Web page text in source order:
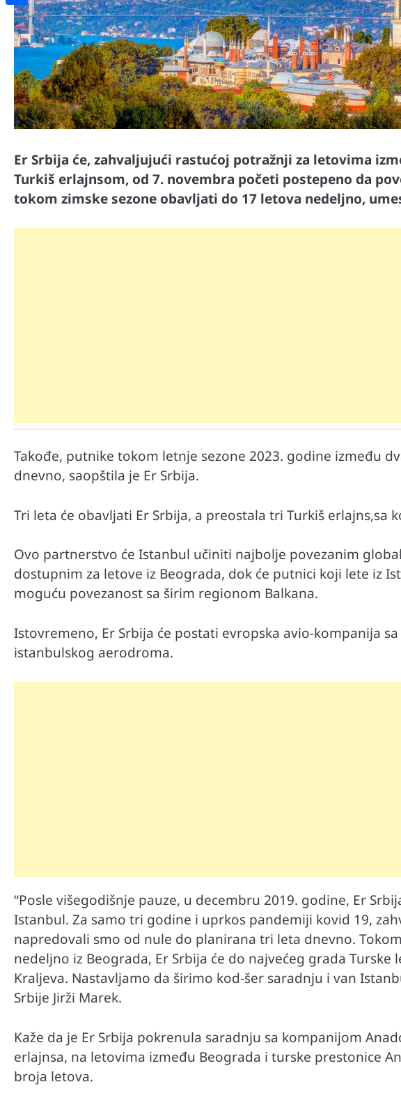
Er Srbija će, zahvaljujući rastućoj potražnji za letovima
Turkiš erlajnsom, od 7. novembra početi postepeno da
tokom zimske sezone obavljati do 17 letova nedeljno,
Takođe, putnike tokom letnje sezone 2023. godine između
dnevno, saopštila je Er Srbija.
Tri leta će obavljati Er Srbija, a preostala tri Turkiš erlajns,sa
Ovo partnerstvo će Istanbul učiniti najbolje povezanim
dostupnim za letove iz Beograda, dok će putnici koji lete iz
moguću povezanost sa širim regionom Balkana.
Istovremeno, Er Srbija će postati evropska avio-kompanija
istanbulskog aerodroma.
“Posle višegodišnje pauze, u decembru 2019. godine, Er
Istanbul. Za samo tri godine i uprkos pandemiji kovid 19,
napredovali smo od nule do planirana tri leta dnevno.
nedeljno iz Beograda, Er Srbija će do najvećeg grada
Kraljeva. Nastavljamo da širimo kod-šer saradnju i van
Srbije Jirži Marek.
Kaže da je Er Srbija pokrenula saradnju sa kompanijom
erlajnsa, na letovima između Beograda i turske prestonice
broja letova.
poslastice, ali umereno!
Zašto u vožnji nije poželjno držati ruku na
menjaču
Share